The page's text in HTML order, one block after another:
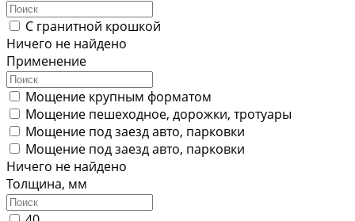
С гранитной крошкой
Ничего не найдено
Применение
Мощение крупным форматом
Мощение пешеходное, дорожки, тротуары
Мощение под заезд авто, парковки
Мощение под заезд авто, парковки
Ничего не найдено
Толщина, мм